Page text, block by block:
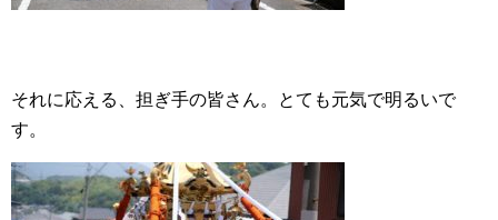
それに応える、担ぎ手の皆さん。とても元気で明るいで
す。